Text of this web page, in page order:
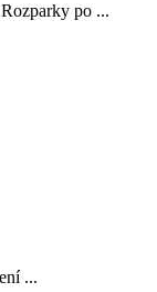
po ...
...